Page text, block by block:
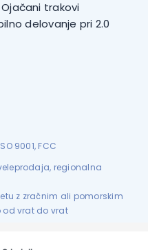
trakovi
delovanje pri 2.0
9001, FCC
regionalna
z zračnim ali pomorskim
od vrat do vrat